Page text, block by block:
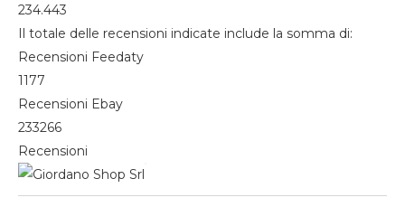
234.443
Il totale delle recensioni indicate include la somma di:
Recensioni Feedaty
1177
Recensioni Ebay
233266
Recensioni